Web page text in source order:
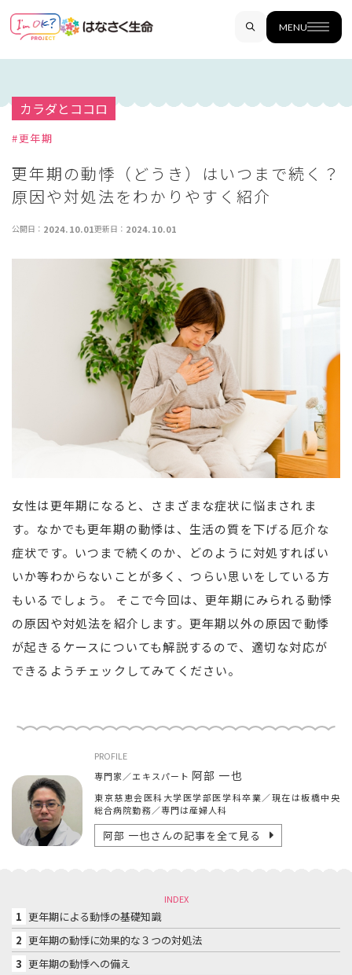
MENU
カラダとココロ
#更年期
更年期の動悸（どうき）はいつまで続く？
原因や対処法をわかりやすく紹介
公開日： 2024.10.01更新日： 2024.10.01
女性は更年期になると、さまざまな症状に悩まされま
す。なかでも更年期の動悸は、生活の質を下げる厄介な
症状です。いつまで続くのか、どのように対処すればい
いか等わからないことが多く、つらい思いをしている方
もいるでしょう。 そこで今回は、更年期にみられる動悸
の原因や対処法を紹介します。更年期以外の原因で動悸
が起きるケースについても解説するので、適切な対応が
できるようチェックしてみてください。
PROFILE
専門家／エキスパート 阿部 一也
東京慈恵会医科大学医学部医学科卒業／現在は板橋中央
総合病院勤務／専門は産婦人科
阿部 一也さんの記事を全て見る
INDEX
1 更年期による動悸の基礎知識
2 更年期の動悸に効果的な３つの対処法
3 更年期の動悸への備え